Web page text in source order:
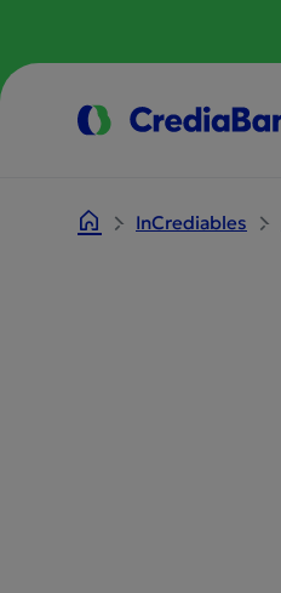
InCrediables